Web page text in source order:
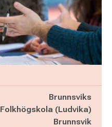
Brunnsviks
Folkhögskola (Ludvika)
Brunnsvik